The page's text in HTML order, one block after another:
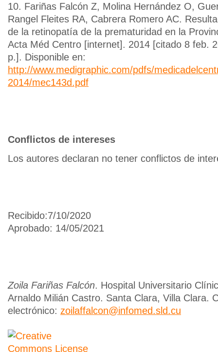
10. Fariñas Falcón Z, Molina Hernández O,
Rangel Fleites RA, Cabrera Romero AC.
de la retinopatía de la prematuridad en la
Acta Méd Centro [internet]. 2014 [citado 8 feb.
p.]. Disponible en:
http://www.medigraphic.com/pdfs/
2014/mec143d.pdf
Conflictos de intereses
Los autores declaran no tener conflictos de
Recibido:7/10/2020
Aprobado: 14/05/2021
Zoila Fariñas Falcón. Hospital Universitario
Arnaldo Milián Castro. Santa Clara, Villa Clara.
electrónico: zoilaffalcon@infomed.sld.cu